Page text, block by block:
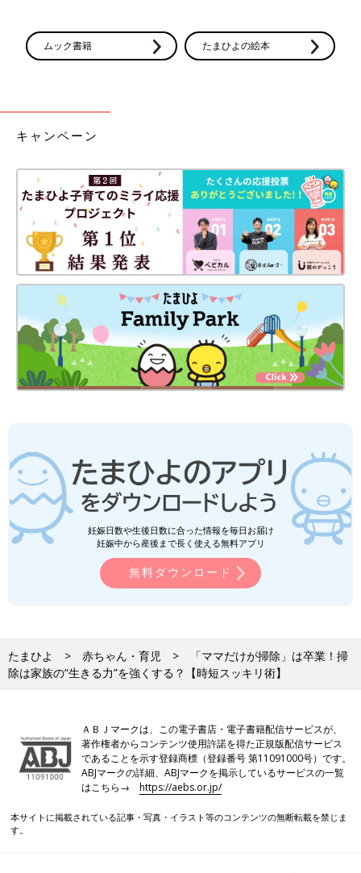
ムック書籍 たまひよの絵本
キャンペーン
妊娠日数や生後日数に合った情報を毎日お届け
妊娠中から産後まで長く使える無料アプリ
無料ダウンロード
たまひよ 赤ちゃん・育児
「ママだけが掃除」は卒業！掃
除は家族の“生きる力”を強くする？【時短スッキリ術】
ＡＢＪマークは、この電子書店・電子書籍配信サービスが、
著作権者からコンテンツ使用許諾を得た正規版配信サービス
であることを示す登録商標（登録番号 第11091000号）です。
ABJマークの詳細、ABJマークを掲示しているサービスの一覧
はこちら→https://aebs.or.jp/
本サイトに掲載されている記事・写真・イラスト等のコンテンツの無断転載を禁じま
す。